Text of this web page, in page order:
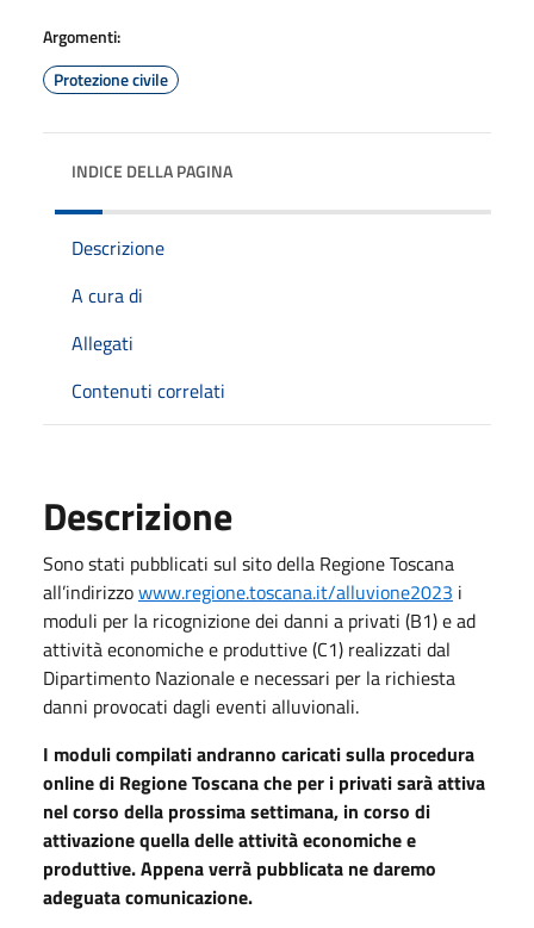
Argomenti:
Protezione civile
INDICE DELLA PAGINA
Descrizione
A cura di
Allegati
Contenuti correlati
Descrizione
Sono stati pubblicati sul sito della Regione Toscana
all’indirizzowww.regione.toscana.it/alluvione2023 i
moduli per la ricognizione dei danni a privati (B1) e ad
attività economiche e produttive (C1) realizzati dal
Dipartimento Nazionale e necessari per la richiesta
danni provocati dagli eventi alluvionali.
I moduli compilati andranno caricati sulla procedura
online di Regione Toscana che per i privati sarà attiva
nel corso della prossima settimana, in corso di
attivazione quella delle attività economiche e
produttive. Appena verrà pubblicata ne daremo
adeguata comunicazione.